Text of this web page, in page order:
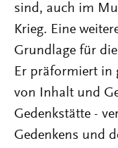
sind, auch im
Krieg. Eine
Grundlage für
Er präformiert in
von Inhalt und
Gedenkstätte -
Gedenkens und